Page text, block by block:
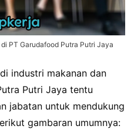
PT Garudafood Putra Putri Jaya
industri makanan dan
Putri Jaya tentu
jabatan untuk mendukung
gambaran umumnya: